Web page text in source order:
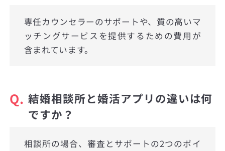
専任カウンセラーのサポートや、質の高いマ
ッチングサービスを提供するための費用が
含まれています。
Q. 結婚相談所と婚活アプリの違いは何
ですか？
相談所の場合、審査とサポートの2つのポイ